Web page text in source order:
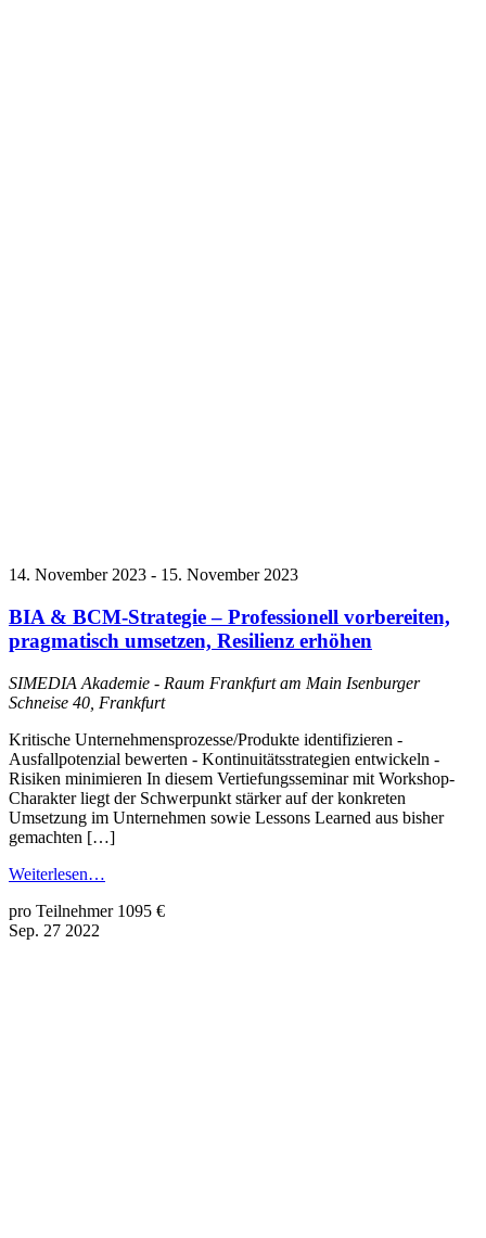
14. November 2023 - 15. November 2023
BIA & BCM-Strategie – Professionell vorbereiten,
pragmatisch umsetzen, Resilienz erhöhen
SIMEDIA Akademie - Raum Frankfurt am Main Isenburger
Schneise 40, Frankfurt
Kritische Unternehmensprozesse/Produkte identifizieren -
Ausfallpotenzial bewerten - Kontinuitätsstrategien entwickeln -
Risiken minimieren In diesem Vertiefungsseminar mit Workshop-
Charakter liegt der Schwerpunkt stärker auf der konkreten
Umsetzung im Unternehmen sowie Lessons Learned aus bisher
gemachten […]
Weiterlesen…
pro Teilnehmer 1095 €
Sep. 27 2022